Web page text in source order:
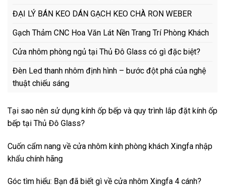
ĐẠI LÝ BÁN KEO DÁN GẠCH KEO CHÀ RON WEBER
Gạch Thảm CNC Hoa Văn Lát Nền Trang Trí Phòng Khách
Cửa nhôm phòng ngủ tại Thủ Đô Glass có gì đặc biệt?
Đèn Led thanh nhôm định hình – bước đột phá của nghệ
thuật chiếu sáng
Tại sao nên sử dụng kính ốp bếp và quy trình lắp đặt kính ốp
bếp tại Thủ Đô Glass?
Cuốn cẩm nang về cửa nhôm kính phòng khách Xingfa nhập
khẩu chính hãng
Góc tìm hiểu: Bạn đã biết gì về cửa nhôm Xingfa 4 cánh?